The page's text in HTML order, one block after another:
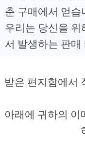
춘 구매에서 얻습
우리는 당신을 위
서 발생하는 판
받은 편지함에서
아래에 귀하의 이